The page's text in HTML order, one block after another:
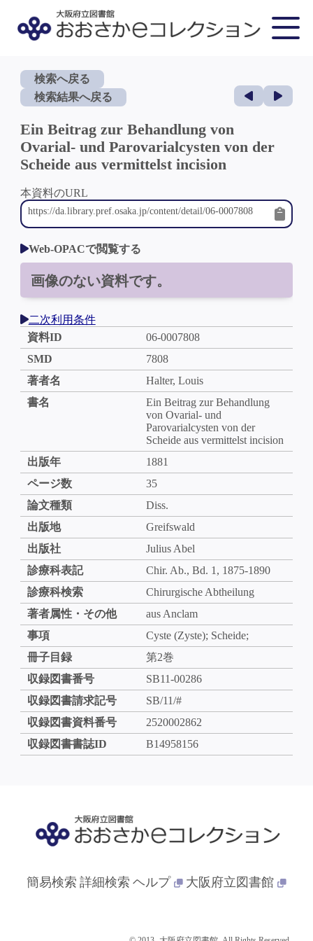
検索へ戻る
検索結果へ戻る
Ein Beitrag zur Behandlung von
Ovarial- und Parovarialcysten von der
Scheide aus vermittelst incision
本資料のURL
Web-OPACで閲覧する
画像のない資料です。
二次利用条件
資料ID
06-0007808
SMD
7808
著者名
Halter, Louis
書名
Ein Beitrag zur Behandlung
von Ovarial- und
Parovarialcysten von der
Scheide aus vermittelst incision
出版年
1881
ページ数
35
論文種類
Diss.
出版地
Greifswald
出版社
Julius Abel
診療科表記
Chir. Ab., Bd. 1, 1875-1890
診療科検索
Chirurgische Abtheilung
著者属性・その他
aus Anclam
事項
Cyste (Zyste); Scheide;
冊子目録
第2巻
収録図書番号
SB11-00286
収録図書請求記号
SB/11/#
収録図書資料番号
2520002862
収録図書書誌ID
B14958156
簡易検索 詳細検索 ヘルプ 大阪府立図書館